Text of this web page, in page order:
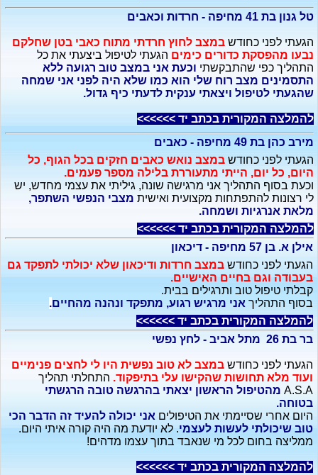
טל גנון בת 41 מחיפה - חרדות וכאבים
הגעתי לפני כחודשבמצב לחוץ חרדתי מתוח כאבי בטן שחלקם
נבעו מהפסקת כדורים כימים הגעתי לטיפול ביצעתי את כל
התהליך כפי שהתבקשתי וכעת אני במצב טוב רגועה ללא
התסמינים מצב רוח שלי הוא כמו שלא היה לפני אני שמחה
שהגעתי לטיפול ויצאתי ענקית לדעתי כיף גדול.
להמלצה המקורית בכתב יד >>>>>>
מירב כהן בת 49 מחיפה - כאבים
הגעתי לפני כחודש במצב נואש כאבים חזקים בכל הגוף, כל
היום, כל יום, הייתי מתעוררת בלילה מספר פעמים.
וכעת בסוף התהליך אני מרגישה שונה, גיליתי את עצמי מחדש, יש
לי רצונות להתפתחות מקצועית ואישית מצבי הנפשי השתפר,
מלאת אנרגיות ושמחה.
להמלצה המקורית בכתב יד >>>>>>
אילן א. בן 57 מחיפה - דיכאון
הגעתי לפני כחודש במצב חרדות ודיכאון שלא יכולתי לתפקד גם
בעבודה וגם בחיים האישיים.
קבלתי טיפול טוב ותרגילים בבית.
בסוף התהליך אני מרגיש רגוע, מתפקד ונהנה מהחיים.
להמלצה המקורית בכתב יד >>>>>>
בר בת 26 מתל אביב - לחץ נפשי
הגעתי לפני כחודשבמצב לא טוב נפשית היו לי לחצים פנימיים
ועוד מלא תחושות שהקישו עלי בתיפקוד. התחלתי תהליך
A.S.A מהטיפול הראשון יצאתי בהרגשה טובה הרגשתי
בטוחה.
היום אחרי שסיימתי את הטיפולים אני יכולה להעיד זה הדבר הכי
טוב שיכולתי לעשות לעצמי. לא יודעת מה היה קורה איתי היום.
ממליצה בחום לכל מי שנאבד בתוך עצמו מדהים!
להמלצה המקורית בכתב יד >>>>>>